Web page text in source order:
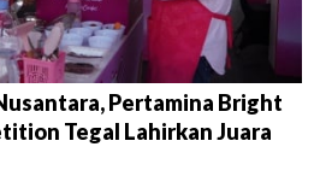
Pertamina Bright
Tegal Lahirkan Juara